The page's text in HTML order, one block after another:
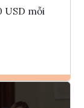
USD mỗi